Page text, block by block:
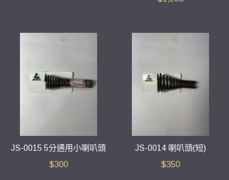
JS-0015 5分通用小喇叭頭
$300
JS-0014 喇叭頭(短)
$350